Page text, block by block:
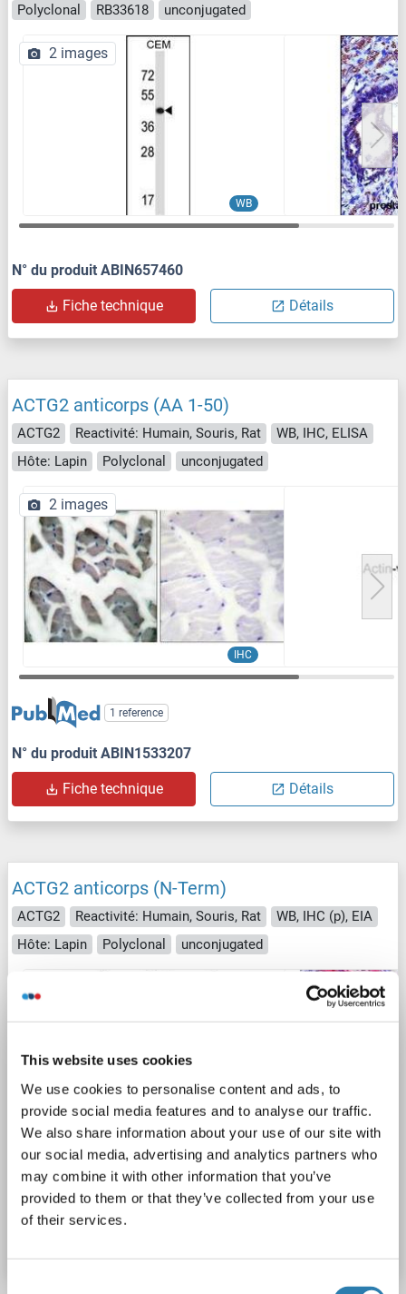
This website uses cookies
We use cookies to personalise content and ads, to
provide social media features and to analyse our traffic.
We also share information about your use of our site with
our social media, advertising and analytics partners who
may combine it with other information that you’ve
provided to them or that they’ve collected from your use
of their services.
Polyclonal
RB33618 unconjugated
WB
2 images
N° du produit ABIN657460
Fiche technique Détails
ACTG2 anticorps (AA 1-50)
ACTG2 Reactivité: Humain, Souris, Rat
WB, IHC, ELISA
Hôte: Lapin
Polyclonal unconjugated
IHC
2 images
1 reference
N° du produit ABIN1533207
Fiche technique Détails
ACTG2 anticorps (N-Term)
ACTG2 Reactivité: Humain, Souris, Rat
WB, IHC (p), EIA
Hôte: Lapin
Polyclonal unconjugated
WB
N° du produit ABIN615858